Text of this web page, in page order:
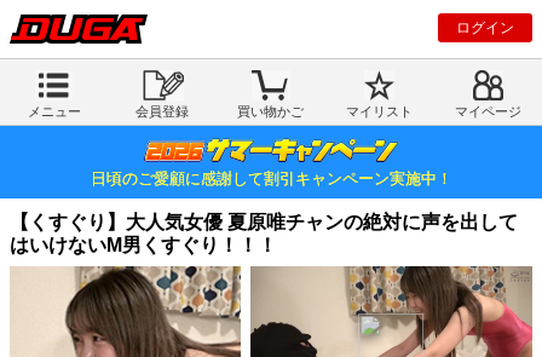
ログイン
メニュー 会員登録 買い物かご マイリスト マイページ
日頃のご愛顧に感謝して割引キャンペーン実施中！
【くすぐり】大人気女優 夏原唯チャンの絶対に声を出して
はいけないM男くすぐり！！！